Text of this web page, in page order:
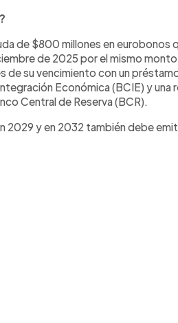
de $800 millones en eurobonos
de 2025 por el mismo
de su vencimiento con un
Económica (BCIE) y una
Central de Reserva (BCR).
2029 y en 2032 también debe